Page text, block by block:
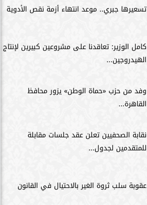
تسعيرها جبري.. موعد انتهاء أزمة نقص الأدوية
كامل الوزير: تعاقدنا على مشروعين كبيرين لإنتاج
الهيدروجين...
وفد من حزب «حماة الوطن» يزور محافظ
القاهرة...
نقابة الصحفيين تعلن عقد جلسات مقابلة
للمتقدمين لجدول...
عقوبة سلب ثروة الغير بالاحتيال في القانون